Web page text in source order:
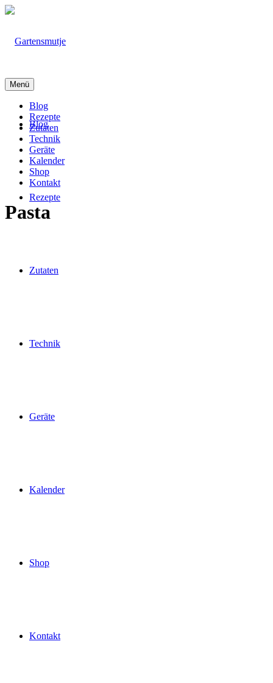
Blog
Rezepte
Zutaten
Technik
Geräte
Kalender
Shop
Kontakt
Menü
Blog
Rezepte
Zutaten
Technik
Geräte
Kalender
Shop
Kontakt
Pasta